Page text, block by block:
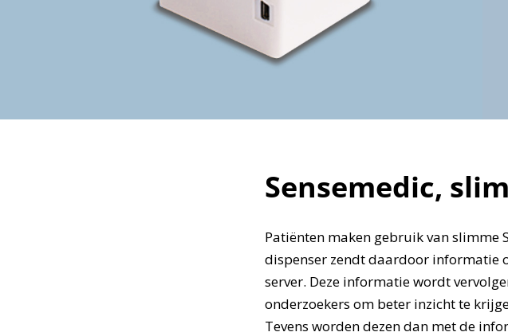
Sensemedic,
Patiënten maken gebruik van slimme
dispenser zendt daardoor informatie
server. Deze informatie wordt
onderzoekers om beter inzicht te
Tevens worden dezen dan met de